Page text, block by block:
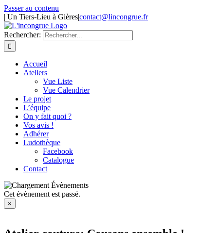
Passer au contenu
| Un Tiers-Lieu à Gières|contact@lincongrue.fr
Rechercher:
Accueil
Ateliers
Vue Liste
Vue Calendrier
Le projet
L’équipe
On y fait quoi ?
Vos avis !
Adhérer
Ludothèque
Facebook
Catalogue
Contact
Cet évènement est passé.
×